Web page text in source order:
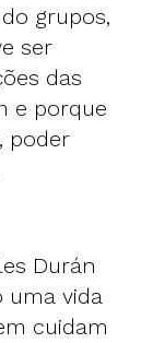
grupos,
ser
das
e porque
poder
Durán
vida
cuidam